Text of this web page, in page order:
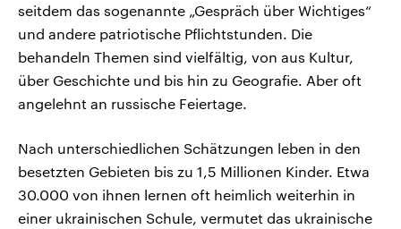
seitdem das sogenannte „Gespräch über Wichtiges“
und andere patriotische Pflichtstunden. Die
behandeln Themen sind vielfältig, von aus Kultur,
über Geschichte und bis hin zu Geografie. Aber oft
angelehnt an russische Feiertage.
Nach unterschiedlichen Schätzungen leben in den
besetzten Gebieten bis zu 1,5 Millionen Kinder. Etwa
30.000 von ihnen lernen oft heimlich weiterhin in
einer ukrainischen Schule, vermutet das ukrainische